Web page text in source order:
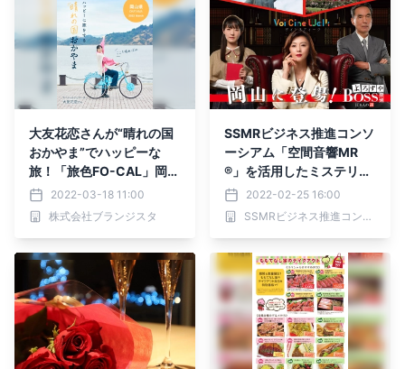
大友花恋さんが“晴れの国
おかやま”でハッピーな
旅！「旅色FO-CAL」岡山
県特集＆旅ムービー公開
2022-03-18 11:00
株式会社ブランジスタ
SSMRビジネス推進コンソ
ーシアム「空間音響MR
®」を活用したミステリー
コンテンツ 「よろずや探
偵BOSS~K夫人の謎~」を
岡山県岡山市RSKバラ園で
2022-02-25 16:00
SSMRビジネス推進コンソーシアム